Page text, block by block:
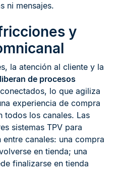
ni mensajes.
y
la atención al cliente y la
de procesos
lo que agiliza
experiencia de compra
todos los canales. Las
sistemas TPV para
canales: una compra
en tienda; una
finalizarse en tienda